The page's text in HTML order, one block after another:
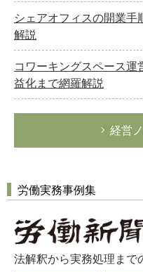
シェアオフィスの開業
解説
コワーキングスペース運
益化まで網羅解説
経営
労働実務事例集
法解釈から実務処理まで